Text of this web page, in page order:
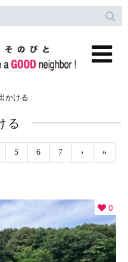
かける
る
5 6 7 › »
0